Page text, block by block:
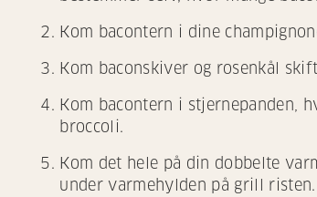
Kom bacontern i dine
Kom baconskiver og rosenkål
Kom bacontern i stjernepanden,
broccoli.
Kom det hele på din dobbelte
under varmehylden på grill risten.